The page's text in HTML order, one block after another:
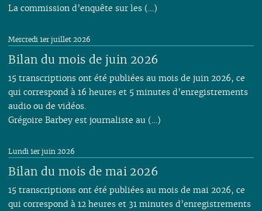
La commission d’enquête sur les (…)
Bilan du mois de juin 2026
Mercredi 1er juillet 2026
15 transcriptions ont été publiées au mois de juin 2026, ce
qui correspond à 16 heures et 5 minutes d’enregistrements
audio ou de vidéos.
Grégoire Barbey est journaliste au (…)
Bilan du mois de mai 2026
Lundi 1er juin 2026
15 transcriptions ont été publiées au mois de mai 2026, ce
qui correspond à 12 heures et 31 minutes d’enregistrements